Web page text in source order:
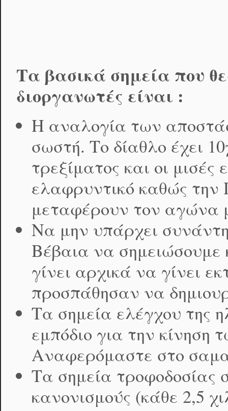
Τα βασικά σημεία που
διοργανωτές είναι :
Η αναλογία των
σωστή. Το δίαθλο έχει
τρεξίματος και οι
ελαφρυντικό καθώς
μεταφέρουν τον αγώνα
Να μην υπάρχει
Βέβαια να σημειώσουμε
γίνει αρχικά να γίνει
προσπάθησαν να
Τα σημεία ελέγχου της
εμπόδιο για την
Αναφερόμαστε στο
Τα σημεία τροφοδοσίας
κανονισμούς (κάθε 2,5